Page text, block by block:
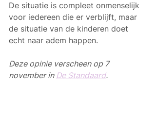
De situatie is compleet onmenselijk
voor iedereen die er verblijft, maar
de situatie van de kinderen doet
echt naar adem happen.
Deze opinie verscheen op 7
november in De Standaard.